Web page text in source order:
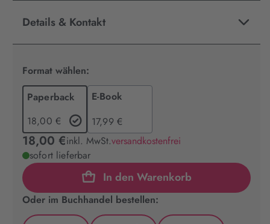
Details & Kontakt
Format wählen:
Paperback
18,00 €
E-Book
17,99 €
18,00 €inkl. MwSt.versandkostenfrei
sofort lieferbar
In den Warenkorb
Oder im Buchhandel bestellen: